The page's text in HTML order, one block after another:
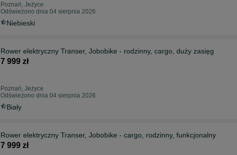
Poznań, Jeżyce
Odświeżono dnia 04 sierpnia 2026
Niebieski
Rower elektryczny Transer, Jobobike - rodzinny, cargo, duży zasięg
7 999 zł
Poznań, Jeżyce
Odświeżono dnia 04 sierpnia 2026
Biały
Rower elektryczny Transer, Jobobike - cargo, rodzinny, funkcjonalny
7 999 zł